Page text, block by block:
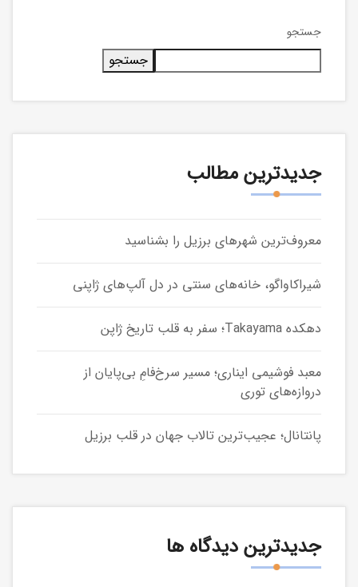
جستجو
جستجو
جدیدترین مطالب
معروف‌ترین شهرهای برزیل را بشناسید
شیراکاواگو، خانه‌های سنتی در دل آلپ‌های ژاپنی
دهکده Takayama؛ سفر به قلب تاریخ ژاپن
معبد فوشیمی ایناری؛ مسیر سرخ‌فامِ بی‌پایان از
دروازه‌های توری
پانتانال؛ عجیب‌ترین تالاب جهان در قلب برزیل
جدیدترین دیدگاه ها